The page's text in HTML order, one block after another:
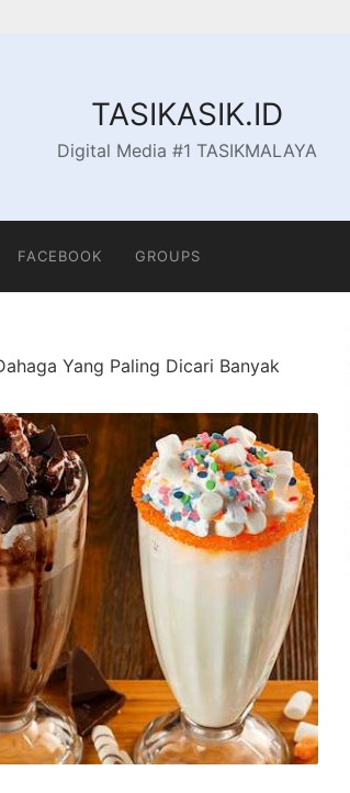
TASIKASIK.ID
Digital Media #1 TASIKMALAYA
FACEBOOK GROUPS
Yang Paling Dicari Banyak